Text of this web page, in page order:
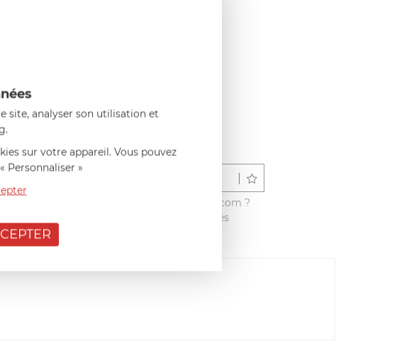
Vous avez acheté ce produit sur francisbatt.com ?
Partagez votre avis avec les autres clients dès
maintenant !
site, analyser son utilisation et
sur votre appareil. Vous pouvez
Personnaliser »